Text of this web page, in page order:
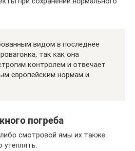
видом в последнее
так как она
контролем и отвечает
европейским нормам и
погреба
смотровой ямы их также
утеплять.